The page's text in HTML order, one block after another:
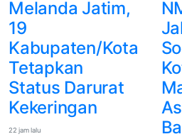
Melanda Jatim,
19
Kabupaten/Kota
Tetapkan
Status Darurat
Kekeringan
22 jam lalu